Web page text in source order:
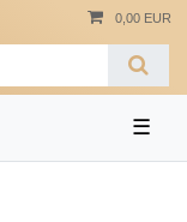
0,00 EUR
☰